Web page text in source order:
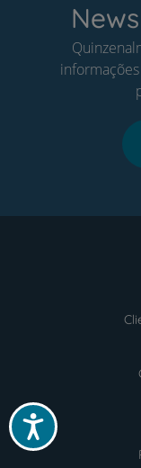
Acessibilidade